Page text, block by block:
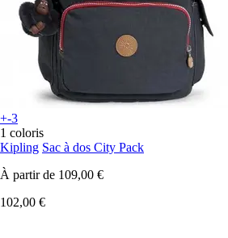
+-3
1 coloris
Kipling Sac à dos City Pack
À partir de 109,00 €
102,00 €